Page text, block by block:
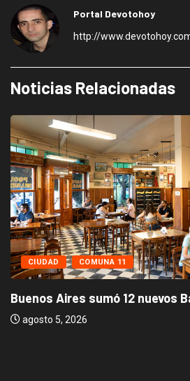
Portal Devotohoy
http://
Noticias Relacionadas
CIUDAD COMUNA 11
Buenos Aires sumó 12 nuevos
agosto 5, 2026